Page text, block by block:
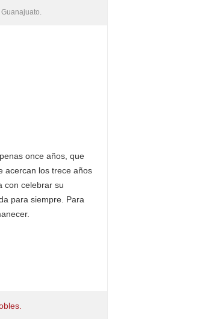
once años, que
acercan los trece años
con celebrar su
para siempre. Para